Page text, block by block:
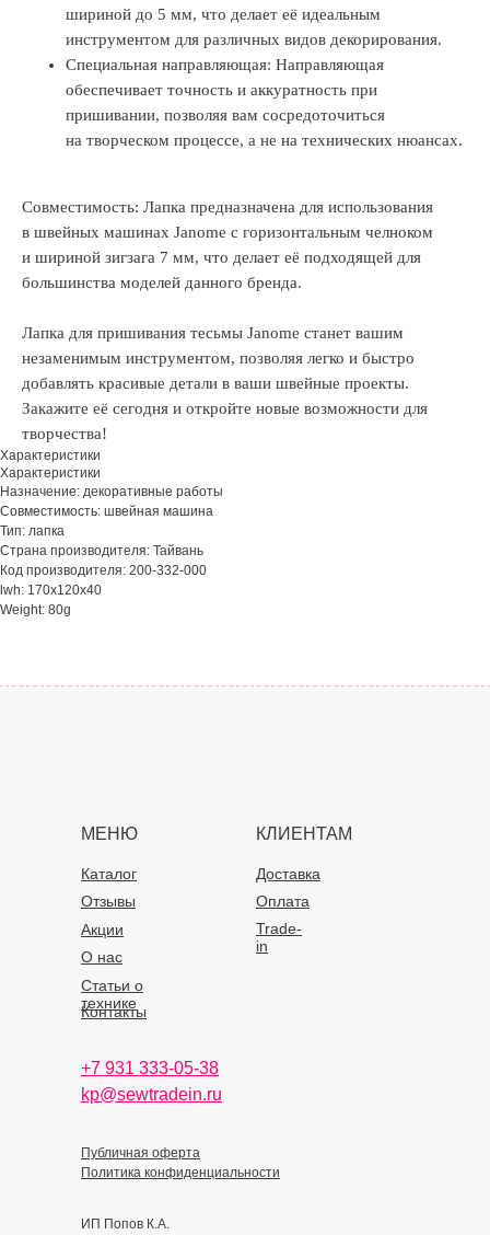
шириной до 5 мм, что делает её идеальным
инструментом для различных видов декорирования.
Специальная направляющая: Направляющая
обеспечивает точность и аккуратность при
пришивании, позволяя вам сосредоточиться
на творческом процессе, а не на технических нюансах.
Совместимость: Лапка предназначена для использования
в швейных машинах Janome с горизонтальным челноком
и шириной зигзага 7 мм, что делает её подходящей для
большинства моделей данного бренда.
Лапка для пришивания тесьмы Janome станет вашим
незаменимым инструментом, позволяя легко и быстро
добавлять красивые детали в ваши швейные проекты.
Закажите её сегодня и откройте новые возможности для
творчества!
Характеристики
Характеристики
Назначение: декоративные работы
Совместимость: швейная машина
Тип: лапка
Страна производителя: Тайвань
Код производителя: 200-332-000
lwh: 170x120x40
Weight: 80g
МЕНЮ КЛИЕНТАМ
Каталог
О нас
Доставка
Статьи о
технике
Оплата
Отзывы
Акции
Контакты
Trade-
in
+7 931 333-05-38
kp@sewtradein.ru
ИП Попов К.А.
Политика конфиденциальности
Публичная оферта